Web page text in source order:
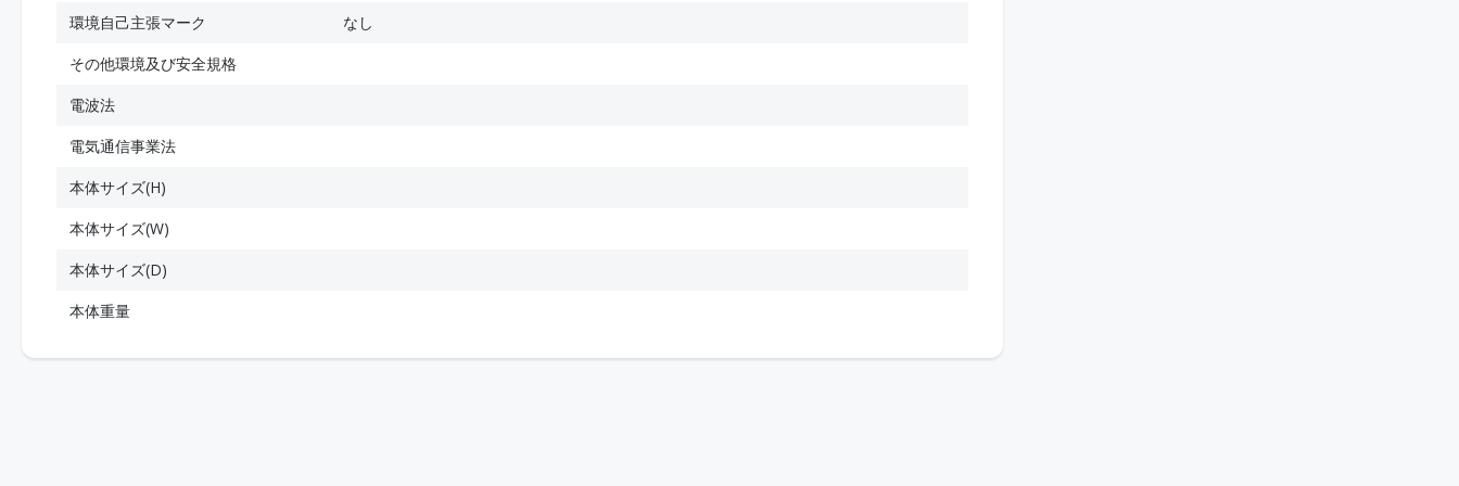
環境自己主張マーク
なし
その他環境及び安全規格
電波法
電気通信事業法
本体サイズ(H)
本体サイズ(W)
本体サイズ(D)
本体重量